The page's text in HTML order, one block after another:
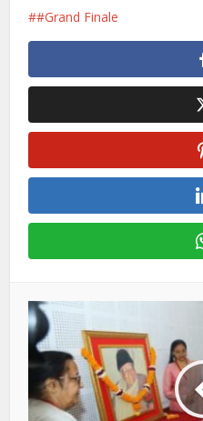
#Grand Finale